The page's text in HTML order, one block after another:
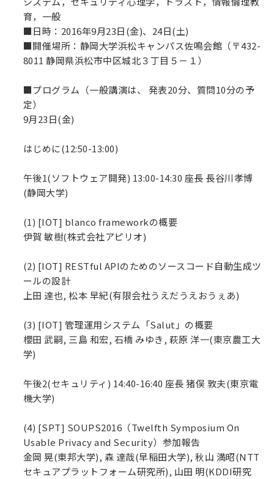
育，一般
■日時：2016年9月23日(金)、24日(土)
■開催場所：静岡大学浜松キャンパス佐鳴会館（〒432-
8011 静岡県浜松市中区城北３丁目５－１）
■プログラム（一般講演は、 発表20分、質問10分の予
定）
9月23日(金)
はじめに(12:50-13:00)
午後1(ソフトウェア開発) 13:00-14:30 座長 長谷川孝博
(静岡大学)
(1) [IOT] blanco frameworkの概要
伊賀 敏樹(株式会社アピリオ)
(2) [IOT] RESTful APIのためのソースコード自動生成ツ
ールの設計
上田 達也, 松本 早紀(有限会社うえだうえおうぇあ)
(3) [IOT] 管理運用システム「Salut」の概要
櫻田 武嗣, 三島 和宏, 石橋 みゆき, 萩原 洋一(東京農工大
学)
午後2(セキュリティ) 14:40-16:40 座長 猪俣 敦夫(東京電
機大学)
(4) [SPT] SOUPS2016（Twelfth Symposium On
Usable Privacy and Security）参加報告
金岡 晃(東邦大学), 森 達哉(早稲田大学), 秋山 満昭(NTT
セキュアプラットフォーム研究所), 山田 明(KDDI研究